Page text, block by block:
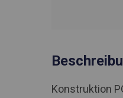
Konstruktion